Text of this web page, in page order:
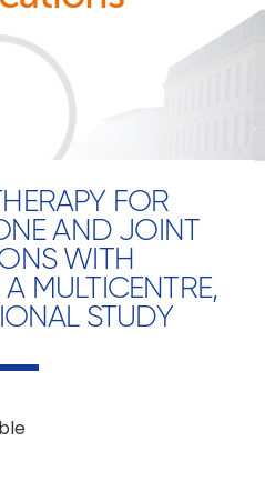
FOR
AND JOINT
WITH
MULTICENTRE,
STUDY